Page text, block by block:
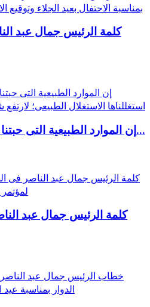
كلمة الرئيس جمال عبد
إن الموارد الطبيعية التى حبتنا بها الطبيعة إذا...
كلمة الرئيس جمال عبد